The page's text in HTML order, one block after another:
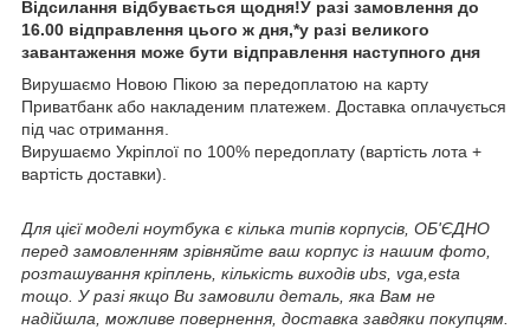
Відсилання відбувається щодня!У разі замовлення до
16.00 відправлення цього ж дня,*у разі великого
завантаження може бути відправлення наступного дня
Вирушаємо Новою Пікою за передоплатою на карту
Приватбанк або накладеним платежем. Доставка оплачується
під час отримання.
Вирушаємо Укріплої по 100% передоплату (вартість лота +
вартість доставки).
Для цієї моделі ноутбука є кілька типів корпусів, ОБ'ЄДНО
перед замовленням зрівняйте ваш корпус із нашим фото,
розташування кріплень, кількість виходів ubs, vga,esta
тощо. У разі якщо Ви замовили деталь, яка Вам не
надійшла, можливе повернення, доставка завдяки покупцям.